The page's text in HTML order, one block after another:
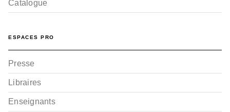
Catalogue
ESPACES PRO
Presse
Libraires
Enseignants